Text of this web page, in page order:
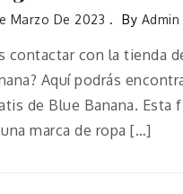
Marzo De 2023 By Admin
contactar con la tienda
Aquí podrás
de Blue Banana. Esta
una marca de ropa […]